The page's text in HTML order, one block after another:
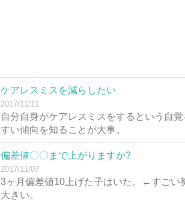
ケアレスミスを減らしたい
2017/11/11
自分自身がケアレスミスをするという自
すい傾向を知ることが大事。
偏差値〇〇まで上がりますか?
2017/11/07
3ヶ月偏差値10上げた子はいた。←すご
大きい。